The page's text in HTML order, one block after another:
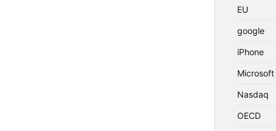
EU
google
iPhone
Microsoft
Nasdaq
OECD